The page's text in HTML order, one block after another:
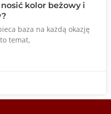
kolor beżowy i
baza na każdą okazję
temat,